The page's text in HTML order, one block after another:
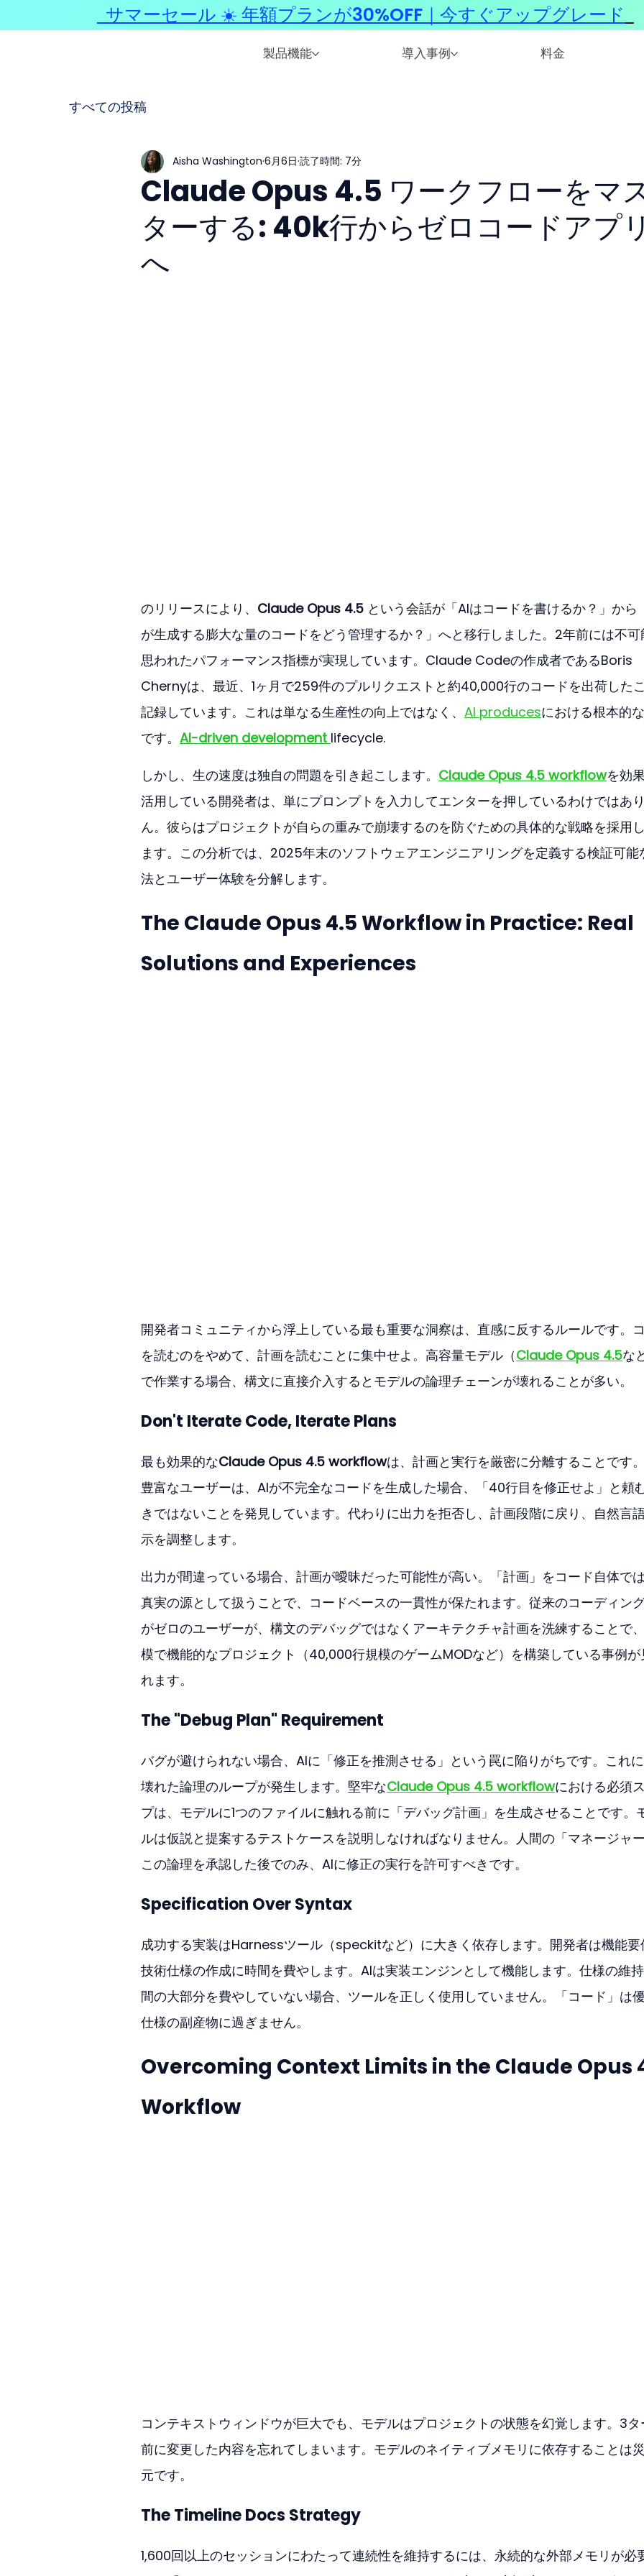
製品機能 導入事例 料金
すべての投稿
Claude Opus 4.5 ワークフローをマ
ターする: 40k行からゼロコードアプリ
へ
Aisha Washington 6月6日 読了時間: 7分
のリリースにより、 Claude Opus 4.5 という会話が「AIはコードを書けるか？」から
が生成する膨大な量のコードをどう管理するか？」へと移行しました。2年前には不可
思われたパフォーマンス指標が実現しています。Claude Codeの作成者であるBoris
Chernyは、最近、1ヶ月で259件のプルリクエストと約40,000行のコードを出荷した
記録しています。これは単なる生産性の向上ではなく、 AI producesにおける根本的
です。 AI-driven development lifecycle.
しかし、生の速度は独自の問題を引き起こします。 Claude Opus 4.5 workflowを効
活用している開発者は、単にプロンプトを入力してエンターを押しているわけではあ
ん。彼らはプロジェクトが自らの重みで崩壊するのを防ぐための具体的な戦略を採用
ます。この分析では、2025年末のソフトウェアエンジニアリングを定義する検証可能
法とユーザー体験を分解します。
The Claude Opus 4.5 Workflow in Practice: Real
Solutions and Experiences
開発者コミュニティから浮上している最も重要な洞察は、直感に反するルールです。
を読むのをやめて、計画を読むことに集中せよ。高容量モデル（Claude Opus 4.5な
で作業する場合、構文に直接介入するとモデルの論理チェーンが壊れることが多い。
Don't Iterate Code, Iterate Plans
最も効果的なClaude Opus 4.5 workflowは、計画と実行を厳密に分離することです
豊富なユーザーは、AIが不完全なコードを生成した場合、「40行目を修正せよ」と頼
きではないことを発見しています。代わりに出力を拒否し、計画段階に戻り、自然言
示を調整します。
出力が間違っている場合、計画が曖昧だった可能性が高い。「計画」をコード自体で
真実の源として扱うことで、コードベースの一貫性が保たれます。従来のコーディン
がゼロのユーザーが、構文のデバッグではなくアーキテクチャ計画を洗練することで
模で機能的なプロジェクト（40,000行規模のゲームMODなど）を構築している事例が
れます。
The "Debug Plan" Requirement
バグが避けられない場合、AIに「修正を推測させる」という罠に陥りがちです。これ
壊れた論理のループが発生します。堅牢なClaude Opus 4.5 workflowにおける必須
プは、モデルに1つのファイルに触れる前に「デバッグ計画」を生成させることです。
ルは仮説と提案するテストケースを説明しなければなりません。人間の「マネージャ
この論理を承認した後でのみ、AIに修正の実行を許可すべきです。
Specification Over Syntax
成功する実装はHarnessツール（speckitなど）に大きく依存します。開発者は機能要
技術仕様の作成に時間を費やします。AIは実装エンジンとして機能します。仕様の維
間の大部分を費やしていない場合、ツールを正しく使用していません。「コード」は
仕様の副産物に過ぎません。
Overcoming Context Limits in the Claude Opus
Workflow
コンテキストウィンドウが巨大でも、モデルはプロジェクトの状態を幻覚します。3タ
前に変更した内容を忘れてしまいます。モデルのネイティブメモリに依存することは
元です。
The Timeline Docs Strategy
1,600回以上のセッションにわたって連続性を維持するには、永続的な外部メモリが必
サマーセール ☀️ 年額プランが30%OFF｜今すぐアップグレード